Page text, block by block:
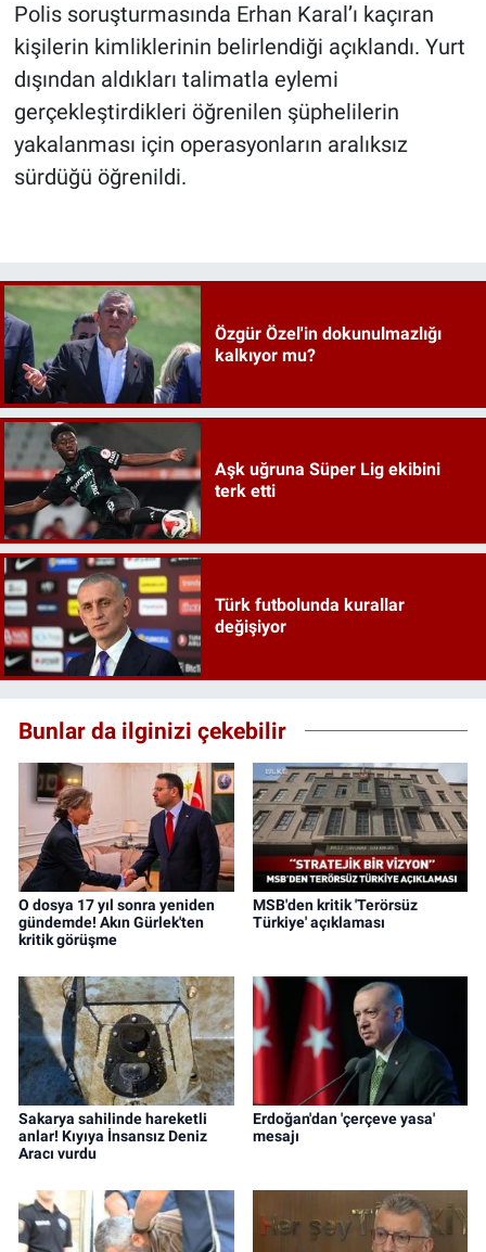
Polis soruşturmasında Erhan Karal’ı kaçıran
kişilerin kimliklerinin belirlendiği açıklandı. Yurt
dışından aldıkları talimatla eylemi
gerçekleştirdikleri öğrenilen şüphelilerin
yakalanması için operasyonların aralıksız
sürdüğü öğrenildi.
Özgür Özel'in dokunulmazlığı
kalkıyor mu?
Aşk uğruna Süper Lig ekibini
terk etti
Türk futbolunda kurallar
değişiyor
Bunlar da ilginizi çekebilir
O dosya 17 yıl sonra yeniden
gündemde! Akın Gürlek'ten
kritik görüşme
MSB'den kritik 'Terörsüz
Türkiye' açıklaması
Sakarya sahilinde hareketli
anlar! Kıyıya İnsansız Deniz
Aracı vurdu
Erdoğan'dan 'çerçeve yasa'
mesajı